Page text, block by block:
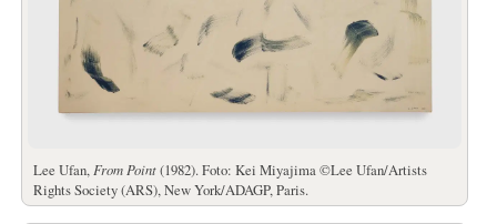
Lee Ufan, From Point(1982). Foto: Kei Miyajima ©Lee Ufan/Artists
Rights Society (ARS), New York/ADAGP, Paris.